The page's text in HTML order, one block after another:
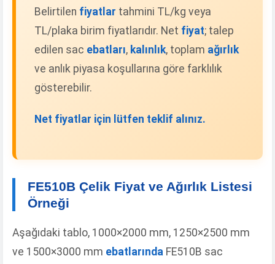
Belirtilen fiyatlar tahmini TL/kg veya
TL/plaka birim fiyatlarıdır. Net fiyat; talep
edilen sac ebatları, kalınlık, toplam ağırlık
ve anlık piyasa koşullarına göre farklılık
gösterebilir.
Net fiyatlar için lütfen teklif alınız.
FE510B Çelik Fiyat ve Ağırlık Listesi
Örneği
Aşağıdaki tablo, 1000×2000 mm, 1250×2500 mm
ve 1500×3000 mm ebatlarında FE510B sac